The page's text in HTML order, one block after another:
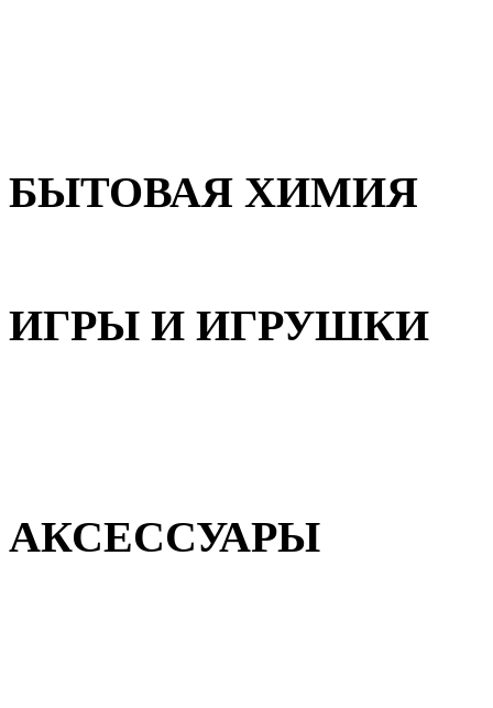
БЫТОВАЯ ХИМИЯ
ИГРЫ И ИГРУШКИ
АКСЕССУАРЫ